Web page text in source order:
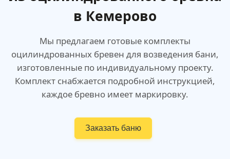
в Кемерово
Мы предлагаем готовые комплекты
оцилиндрованных бревен для возведения бани,
изготовленные по индивидуальному проекту.
Комплект снабжается подробной инструкцией,
каждое бревно имеет маркировку.
Заказать баню